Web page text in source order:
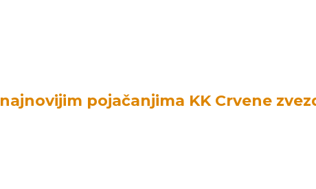
najnovijim pojačanjima KK Crvene